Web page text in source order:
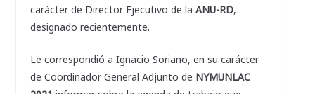
carácter de Director Ejecutivo de la ANU-RD,
designado recientemente.
Le correspondió a Ignacio Soriano, en su carácter
de Coordinador General Adjunto de NYMUNLAC